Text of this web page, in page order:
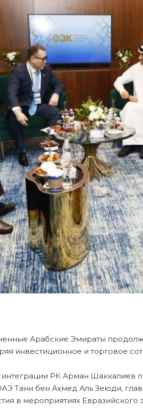
Арабские Эмираты
инвестиционное и торговое
РК Арман Шаккалиев
Тани бен Ахмед Аль Зеюди,
в мероприятиях Евразийского